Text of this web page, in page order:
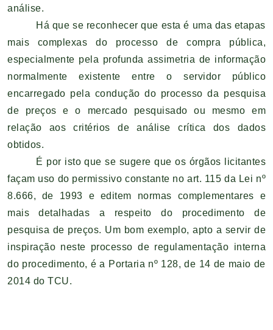
análise.
Há que se reconhecer que esta é uma das etapas
mais complexas do processo de compra pública,
especialmente pela profunda assimetria de informação
normalmente existente entre o servidor público
encarregado pela condução do processo da pesquisa
de preços e o mercado pesquisado ou mesmo em
relação aos critérios de análise crítica dos dados
obtidos.
É por isto que se sugere que os órgãos licitantes
façam uso do permissivo constante no art. 115 da Lei nº
8.666, de 1993 e editem normas complementares e
mais detalhadas a respeito do procedimento de
pesquisa de preços. Um bom exemplo, apto a servir de
inspiração neste processo de regulamentação interna
do procedimento, é a Portaria nº 128, de 14 de maio de
2014 do TCU.